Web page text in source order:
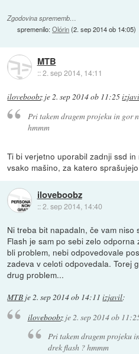
Zgodovina sprememb…
spremenilo:Olórin(2. sep 2014 ob 14:05)
MTB
::2. sep 2014, 14:11
iloveboobz je2. sep 2014 ob 11:25
Pri takem dragem projeku in gor
hmmm
Ti bi verjetno uporabil zadnji ssd
vsako mašino, za katero
iloveboobz
::2. sep 2014, 14:40
Ni treba bit napadaln, če vam niso
Flash je sam po sebi zelo
bli problem, nebi odpovedovale
zadeva v celoti odpovedala. Torej
drug problem...
MTB je2. sep 2014 ob 14:11 izjavil:
iloveboobzje 2. sep 2014 ob
Pri takem dragem projeku
drek flash ? hmmm